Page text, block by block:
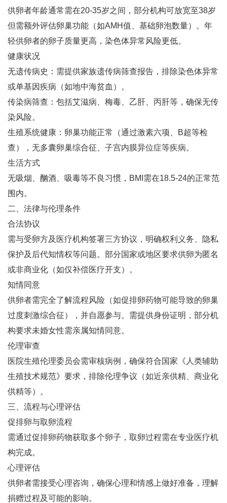
供卵者年龄通常需在20-35岁之间，部分机构可放宽至38岁
但需额外评估卵巢功能（如AMH值、基础卵泡数量）‌。年
轻供卵者的卵子质量更高，染色体异常风险更低‌。
健康状况‌
无遗传病史：需提供家族遗传病筛查报告，排除染色体异常
或单基因疾病（如地中海贫血）‌。
传染病筛查：包括艾滋病、梅毒、乙肝、丙肝等，确保无传
染风险‌。
生殖系统健康：卵巢功能正常（通过激素六项、B超等检
查），无多囊卵巢综合征、子宫内膜异位症等疾病‌。
生活方式‌
无吸烟、酗酒、吸毒等不良习惯，BMI需在18.5-24的正常范
围内‌。
二、法律与伦理条件
合法协议‌
需与受卵方及医疗机构签署三方协议，明确权利义务、隐私
保护及后代知情权等问题‌。部分国家或地区要求供卵为匿名
或非商业化（如仅补偿医疗开支）‌。
知情同意‌
供卵者需完全了解流程风险（如促排卵药物可能导致的卵巢
过度刺激综合征），并自愿参与‌。需提供身份证明，部分机
构要求未婚女性需亲属知情同意‌。
伦理审查‌
医院生殖伦理委员会需审核病例，确保符合国家《人类辅助
生殖技术规范》要求，排除伦理争议（如近亲供精、商业化
供精等）‌。
三、流程与心理评估
促排卵与取卵流程‌
需通过促排卵药物获取多个卵子，取卵过程需在专业医疗机
构完成‌。
心理评估‌
供卵者需接受心理咨询，确保心理和情感上做好准备，理解
捐赠过程及可能的影响‌。